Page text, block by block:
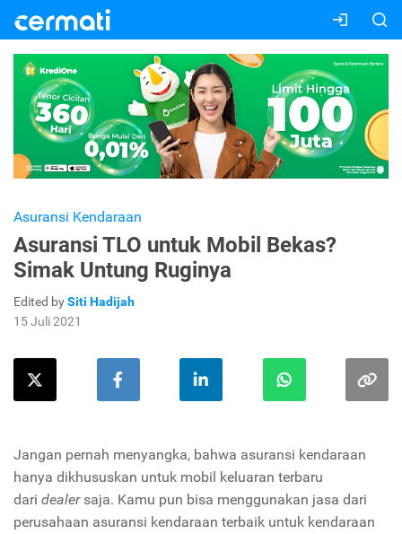
Asuransi Kendaraan
Asuransi TLO untuk Mobil Bekas?
Simak Untung Ruginya
Edited bySiti Hadijah
15 Juli 2021
Jangan pernah menyangka, bahwa asuransi kendaraan
hanya dikhususkan untuk mobil keluaran terbaru
dari dealer saja. Kamu pun bisa menggunakan jasa dari
perusahaan asuransi kendaraan terbaik untuk kendaraan